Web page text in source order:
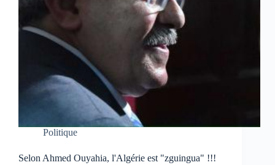
Politique
Selon Ahmed Ouyahia, l'Algérie est "zguingua" !!!